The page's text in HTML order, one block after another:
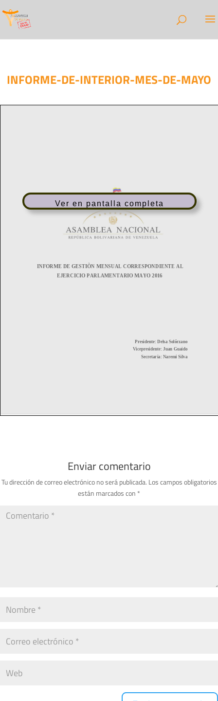
INFORME-DE-INTERIOR-MES-DE-MAYO
Ver en pantalla completa
Enviar comentario
Tu dirección de correo electrónico no será publicada. Los campos obligatorios
están marcados con *